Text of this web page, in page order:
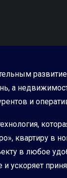
а
и
квартиру
в любое
ускоряет